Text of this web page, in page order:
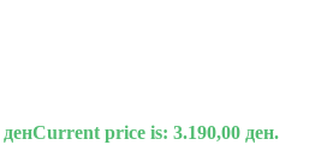
денCurrent price is: 3.190,00 ден.